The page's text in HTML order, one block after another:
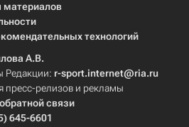
материалов
технологий
А.В.
Редакции: r-sport.internet@ria.ru
релизов и рекламы
связи
645-6601